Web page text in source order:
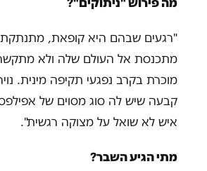
"רגעים שבהם היא קופאת,
מתכנסת אל העולם שלה ולא
מוכרת בקרב נפגעי תקיפה מינית.
קבעה שיש לה סוג מסוים של
איש לא שואל על מצוקה רגשית".
מתי הגיע השבר?